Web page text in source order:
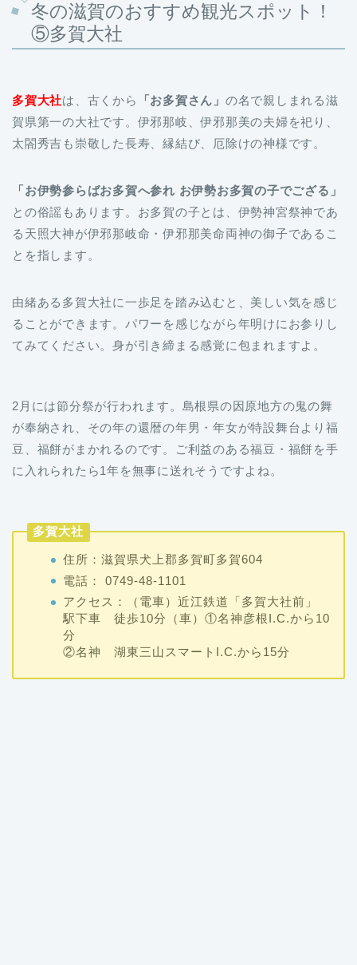
冬の滋賀のおすすめ観光スポット！
⑤多賀大社
多賀大社は、古くから 「お多賀さん」 の名で親しまれる滋
賀県第一の大社です。伊邪那岐、伊邪那美の夫婦を祀り、
太閤秀吉も崇敬した長寿、縁結び、厄除けの神様です。
「お伊勢参らばお多賀へ参れ お伊勢お多賀の子でござる」
との俗謡もあります。お多賀の子とは、伊勢神宮祭神であ
る天照大神が伊邪那岐命・伊邪那美命両神の御子であるこ
とを指します。
由緒ある多賀大社に一歩足を踏み込むと、美しい気を感じ
ることができます。パワーを感じながら年明けにお参りし
てみてください。身が引き締まる感覚に包まれますよ。
2月には節分祭が行われます。島根県の因原地方の鬼の舞
が奉納され、その年の還暦の年男・年女が特設舞台より福
豆、福餅がまかれるのです。ご利益のある福豆・福餅を手
に入れられたら1年を無事に送れそうですよね。
多賀大社
住所：滋賀県犬上郡多賀町多賀604
電話： 0749-48-1101
アクセス：（電車）近江鉄道「多賀大社前」
駅下車 徒歩10分（車）①名神彦根I.C.から10
分
②名神 湖東三山スマートI.C.から15分